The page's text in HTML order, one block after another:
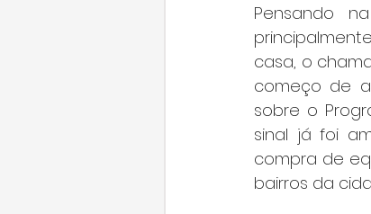
Pensando
casa, o
começo de
sobre o
sinal já foi
compra de
bairros da